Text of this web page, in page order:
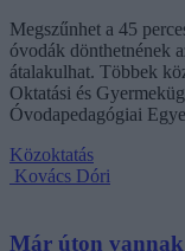
Megszűnhet a 45
óvodák dönthetnének
átalakulhat. Többek
Oktatási és
Óvodapedagógiai
Közoktatás
Kovács Dóri
Már úton